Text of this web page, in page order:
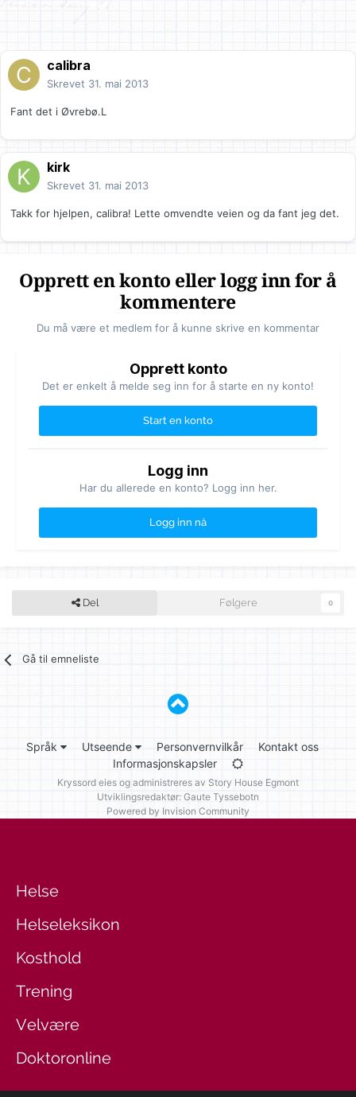
calibra
Skrevet 31. mai 2013
Fant det i Øvrebø.L
kirk
Skrevet 31. mai 2013
Takk for hjelpen, calibra! Lette omvendte veien og da fant jeg det.
Opprett en konto eller logg inn for å
kommentere
Du må være et medlem for å kunne skrive en kommentar
Opprett konto
Det er enkelt å melde seg inn for å starte en ny konto!
Start en konto
Logg inn
Har du allerede en konto? Logg inn her.
Logg inn nå
Del Følgere 0
Gå til emneliste
Språk Utseende Personvernvilkår
Kontakt oss
Informasjonskapsler
Kryssord eies og administreres av Story House Egmont
Utviklingsredaktør: Gaute Tyssebotn
Powered by Invision Community
Helse
Helseleksikon
Kosthold
Trening
Velvære
Doktoronline